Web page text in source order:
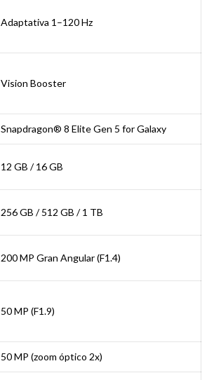
Adaptativa 1–120 Hz
Vision Booster
Snapdragon® 8 Elite Gen 5 for Galaxy
12 GB / 16 GB
256 GB / 512 GB / 1 TB
200 MP Gran Angular (F1.4)
50 MP (F1.9)
50 MP (zoom óptico 2x)